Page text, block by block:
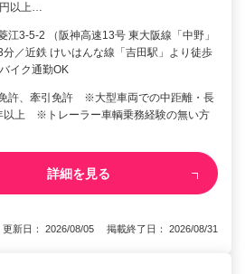
以上…
江3-5-2 （阪神高速13号 東大阪線「中野」
／近鉄 けいはんな線「吉田駅」より徒歩
イク通勤OK
許、牽引免許 ※大型車両での中距離・長
以上 ※トレーラー車輌乗務経験の無い方
詳細を見る
更新日： 2026/08/05 掲載終了日： 2026/08/31